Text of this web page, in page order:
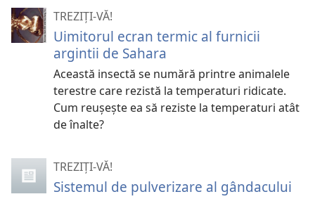
TREZIȚI-VĂ!
Uimitorul ecran termic al furnicii
argintii de Sahara
Această insectă se numără printre animalele
terestre care rezistă la temperaturi ridicate.
Cum reușește ea să reziste la temperaturi atât
de înalte?
TREZIȚI-VĂ!
Sistemul de pulverizare al gândacului